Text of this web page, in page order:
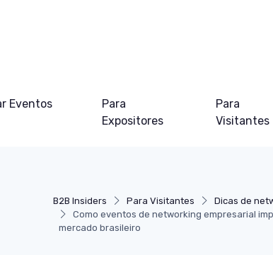
Eventos
Para
Expositores
Para
Visitantes
B2B Insiders Para Visitantes
Dicas de
Como eventos de networking empresarial
mercado brasileiro